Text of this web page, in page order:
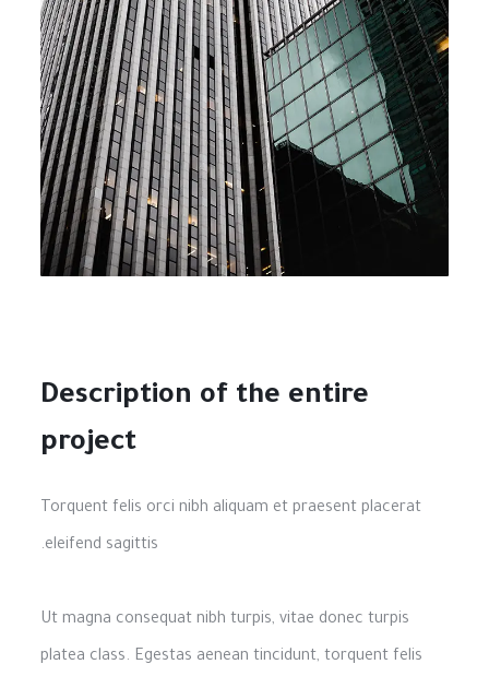
Description of the entire
project
Torquent felis orci nibh aliquam et praesent placerat
eleifend sagittis.
Ut magna consequat nibh turpis, vitae donec turpis
platea class. Egestas aenean tincidunt, torquent felis